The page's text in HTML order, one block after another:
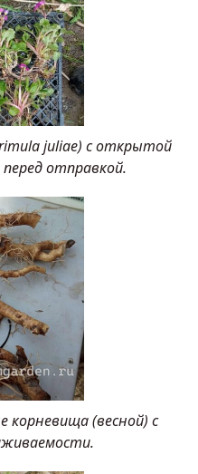
juliae) с открытой
отправкой.
(весной) с